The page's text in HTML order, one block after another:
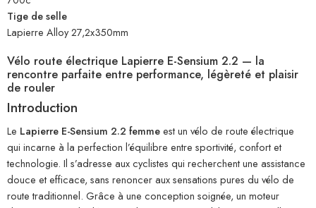
Tige de selle
Lapierre Alloy 27,2x350mm
Vélo route électrique Lapierre E-Sensium 2.2 — la
rencontre parfaite entre performance, légèreté et plaisir
de rouler
Introduction
Le Lapierre E-Sensium 2.2 femmeest un vélo de route électrique
qui incarne à la perfection l’équilibre entre sportivité, confort et
technologie. Il s’adresse aux cyclistes qui recherchent une assistance
douce et efficace, sans renoncer aux sensations pures du vélo de
route traditionnel. Grâce à une conception soignée, un moteur